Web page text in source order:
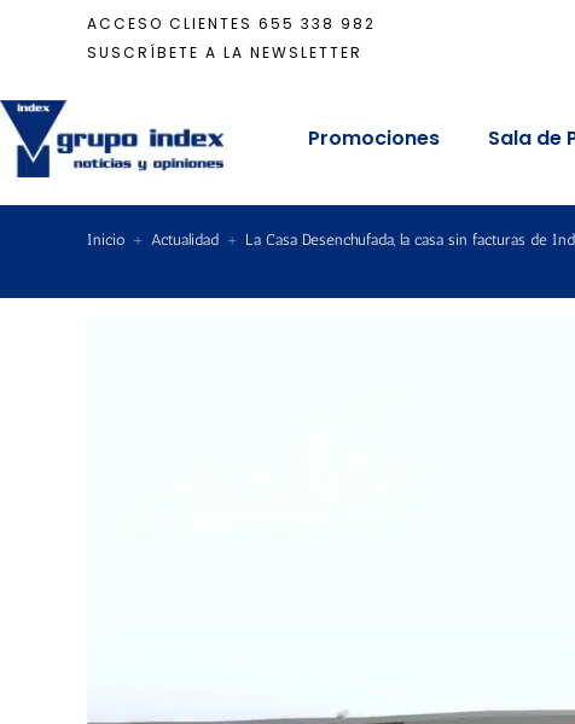
ACCESO CLIENTES 655 338 982
SUSCRÍBETE A LA NEWSLETTER
Promociones Sala de
Inicio + Actualidad + La Casa Desenchufada, la casa sin facturas de